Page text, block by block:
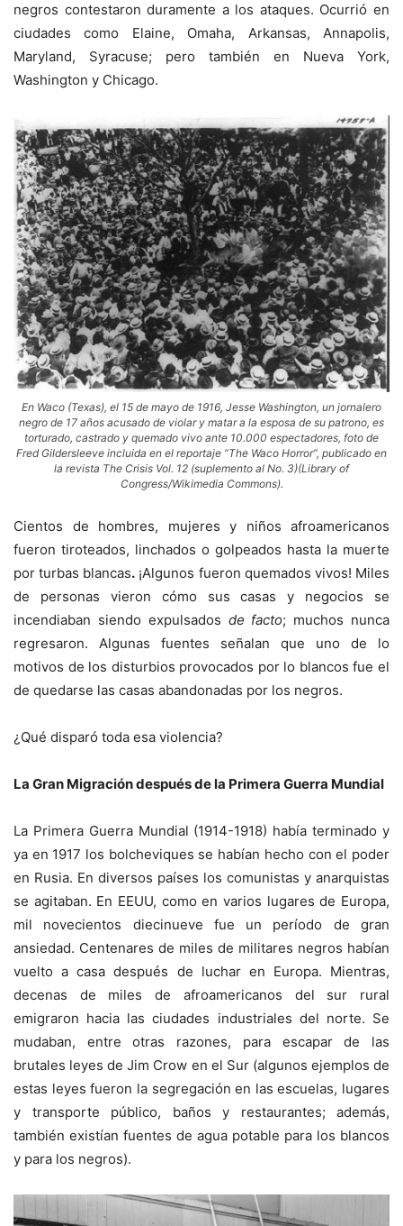
negros contestaron duramente a los ataques. Ocurrió en
ciudades como Elaine, Omaha, Arkansas, Annapolis,
Maryland, Syracuse; pero también en Nueva York,
Washington y Chicago.
En Waco (Texas), el 15 de mayo de 1916, Jesse Washington, un jornalero
negro de 17 años acusado de violar y matar a la esposa de su patrono, es
torturado, castrado y quemado vivo ante 10.000 espectadores, foto de
Fred Gildersleeve incluida en el reportaje “The Waco Horror”, publicado en
la revista The Crisis Vol. 12 (suplemento al No. 3)(Library of
Congress/Wikimedia Commons).
Cientos de hombres, mujeres y niños afroamericanos
fueron tiroteados, linchados o golpeados hasta la muerte
por turbas blancas. ¡Algunos fueron quemados vivos! Miles
de personas vieron cómo sus casas y negocios se
incendiaban siendo expulsados de facto; muchos nunca
regresaron. Algunas fuentes señalan que uno de lo
motivos de los disturbios provocados por lo blancos fue el
de quedarse las casas abandonadas por los negros.
¿Qué disparó toda esa violencia?
La Gran Migracióndespués de la Primera Guerra Mundial
La Primera Guerra Mundial (1914-1918) había terminado y
ya en 1917 los bolcheviques se habían hecho con el poder
en Rusia. En diversos países los comunistas y anarquistas
se agitaban. En EEUU, como en varios lugares de Europa,
mil novecientos diecinueve fue un período de gran
ansiedad. Centenares de miles de militares negros habían
vuelto a casa después de luchar en Europa. Mientras,
decenas de miles de afroamericanos del sur rural
emigraron hacia las ciudades industriales del norte. Se
mudaban, entre otras razones, para escapar de las
brutales leyes de Jim Crow en el Sur (algunos ejemplos de
estas leyes fueron la segregación en las escuelas, lugares
y transporte público, baños y restaurantes; además,
también existían fuentes de agua potable para los blancos
y para los negros).